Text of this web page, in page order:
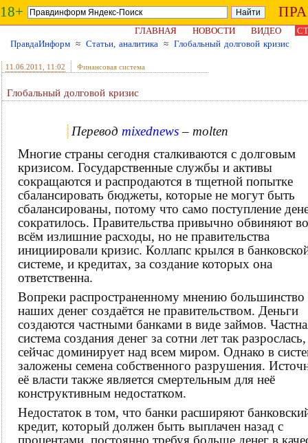
18+
ГЛАВНАЯ НОВОСТИ ВИДЕО
ПравдаИнформ ≈ Статьи, аналитика ≈ Глобальный долговой кризис
11.06.2011 , 11:02 Финансовая система
Глобальный долговой кризис
Перевод mixednews– molten
Многие страны сегодня сталкиваются с долговым
кризисом. Государственные службы и активы
сокращаются и распродаются в тщетной попытке
сбалансировать бюджеты, которые не могут быть
сбалансированы, потому что само поступление
сократилось. Правительства привычно обвиняют во
всём излишние расходы, но не правительства
инициировали кризис. Коллапс крылся в
системе, и кредитах, за создание которых она
ответственна.
Вопреки распространенному мнению большинство
наших денег создаётся не правительством. Деньги
создаются частными банками в виде займов.
система создания денег за сотни лет так
сейчас доминирует над всем миром. Однако в
заложены семена собственного разрушения.
её власти также является смертельным для неё
конструктивным недостатком.
Недостаток в том, что банки расширяют
кредит, который должен быть выплачен назад с
процентами, постоянно требуя больше денег в